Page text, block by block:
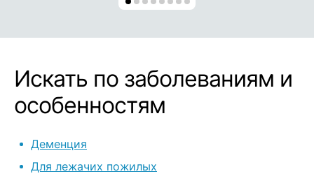
регулярно !
Искать по заболеваниям и
особенностям
Деменция
Для лежачих пожилых